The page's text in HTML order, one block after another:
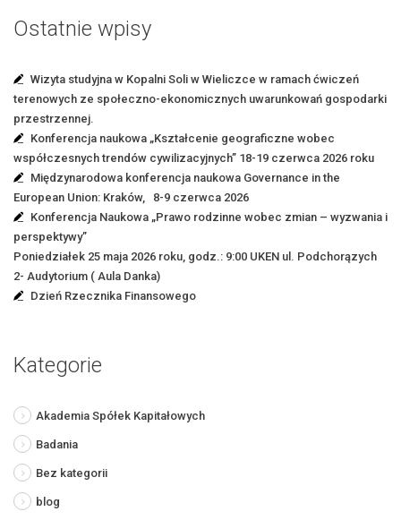
Ostatnie wpisy
Wizyta studyjna w Kopalni Soli w Wieliczce w ramach ćwiczeń
terenowych ze społeczno-ekonomicznych uwarunkowań gospodarki
przestrzennej.
Konferencja naukowa „Kształcenie geograficzne wobec
współczesnych trendów cywilizacyjnych” 18-19 czerwca 2026 roku
Międzynarodowa konferencja naukowa Governance in the
European Union: Kraków, 8-9 czerwca 2026
Konferencja Naukowa „Prawo rodzinne wobec zmian – wyzwania i
perspektywy”
Poniedziałek 25 maja 2026 roku, godz.: 9:00 UKEN ul. Podchorązych
2- Audytorium ( Aula Danka)
Dzień Rzecznika Finansowego
Kategorie
Akademia Spółek Kapitałowych
Badania
Bez kategorii
blog